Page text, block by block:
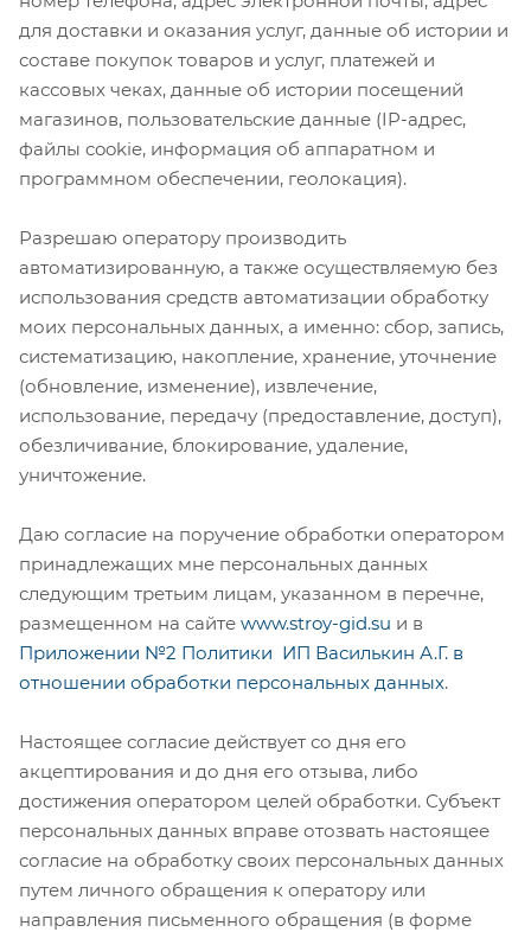
для доставки и оказания услуг, данные об истории и
составе покупок товаров и услуг, платежей и
кассовых чеках, данные об истории посещений
магазинов, пользовательские данные (IP-адрес,
файлы cookie, информация об аппаратном и
программном обеспечении, геолокация).
Разрешаю оператору производить
автоматизированную, а также осуществляемую без
использования средств автоматизации обработку
моих персональных данных, а именно: сбор, запись,
систематизацию, накопление, хранение, уточнение
(обновление, изменение), извлечение,
использование, передачу (предоставление, доступ),
обезличивание, блокирование, удаление,
уничтожение.
Даю согласие на поручение обработки оператором
принадлежащих мне персональных данных
следующим третьим лицам, указанном в перечне,
размещенном на сайте www.stroy-gid.su и в
Приложении №2 Политики ИП Василькин А.Г. в
отношении обработки персональных данных.
Настоящее согласие действует со дня его
акцептирования и до дня его отзыва, либо
достижения оператором целей обработки. Субъект
персональных данных вправе отозвать настоящее
согласие на обработку своих персональных данных
путем личного обращения к оператору или
направления письменного обращения (в форме